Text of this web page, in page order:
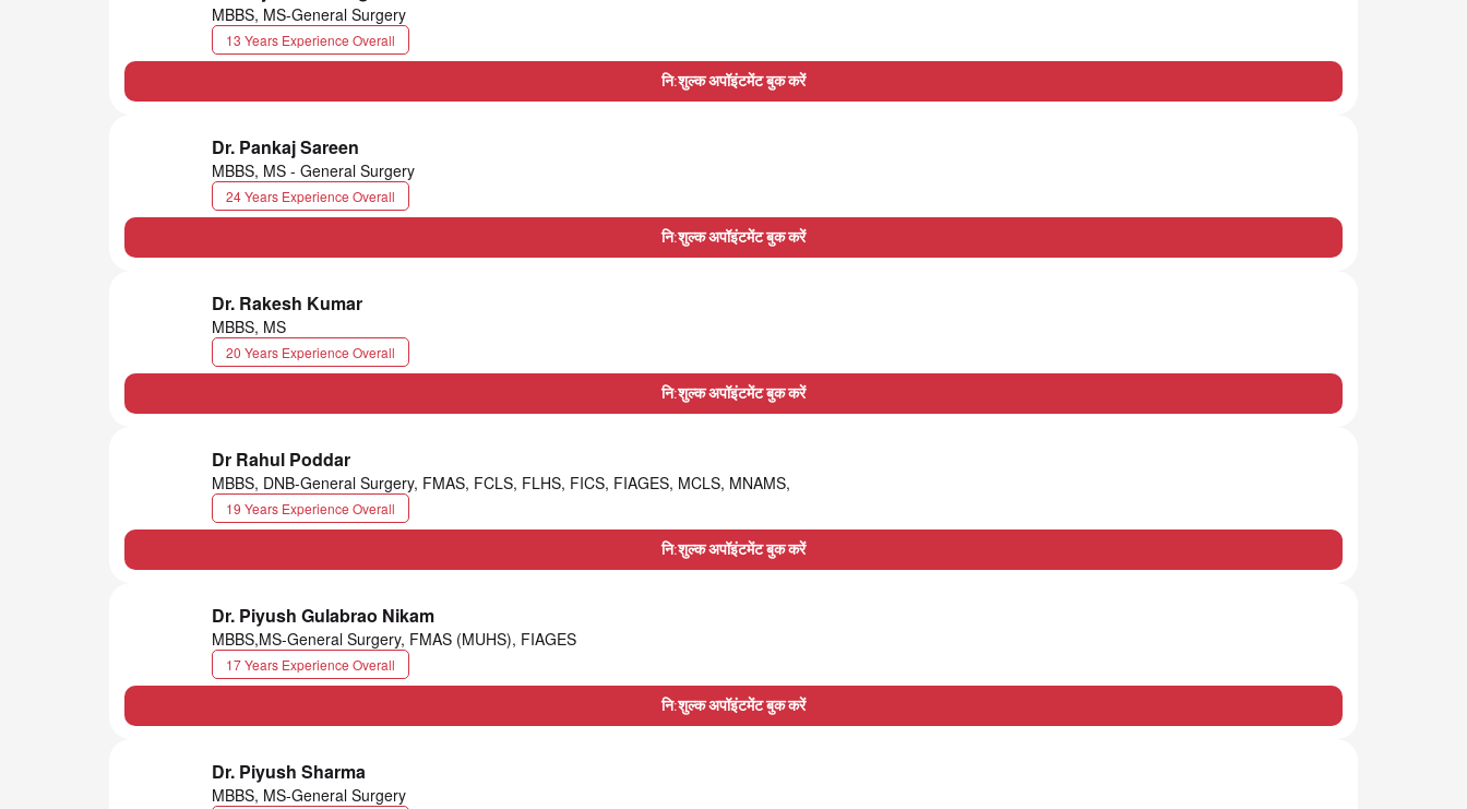
MBBS, MS-General Surgery
13 Years Experience Overall
नि:शुल्क अपॉइंटमेंट बुक करें
Dr. Pankaj Sareen
MBBS, MS - General Surgery
24 Years Experience Overall
नि:शुल्क अपॉइंटमेंट बुक करें
Dr. Rakesh Kumar
MBBS, MS
20 Years Experience Overall
नि:शुल्क अपॉइंटमेंट बुक करें
Dr Rahul Poddar
MBBS, DNB-General Surgery, FMAS, FCLS, FLHS, FICS, FIAGES, MCLS, MNAMS,
19 Years Experience Overall
नि:शुल्क अपॉइंटमेंट बुक करें
Dr. Piyush Gulabrao Nikam
MBBS,MS-General Surgery, FMAS (MUHS), FIAGES
17 Years Experience Overall
नि:शुल्क अपॉइंटमेंट बुक करें
Dr. Piyush Sharma
MBBS, MS-General Surgery